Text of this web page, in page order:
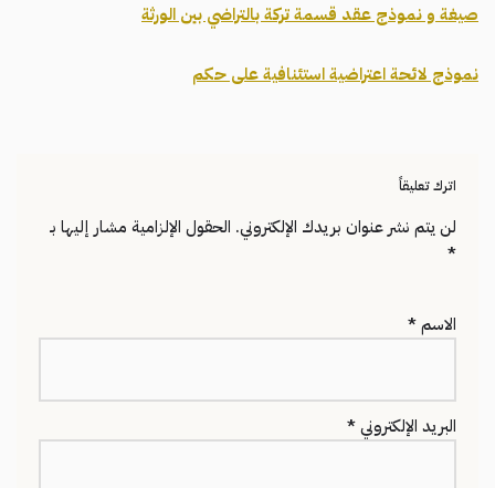
صيغة و نموذج عقد قسمة تركة بالتراضي بين الورثة
نموذج لائحة اعتراضية استئنافية على حكم
اترك تعليقاً
لن يتم نشر عنوان بريدك الإلكتروني. الحقول الإلزامية مشار إليها بـ
*
الاسم*
البريد الإلكتروني*